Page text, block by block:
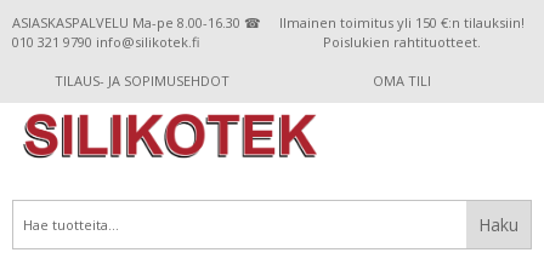
ASIASKASPALVELU Ma-pe 8.00-16.30 ☎
010 321 9790 info@silikotek.fi
Ilmainen toimitus yli 150 €:n tilauksiin!
Poislukien rahtituotteet.
TILAUS- JA SOPIMUSEHDOT OMA TILI